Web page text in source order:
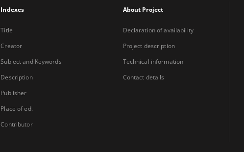
Indexes
Title
Creator
Subject and Keywords
Description
Publisher
Place of ed.
Contributor
About Project
Declaration of availability
Project description
Technical information
Contact details